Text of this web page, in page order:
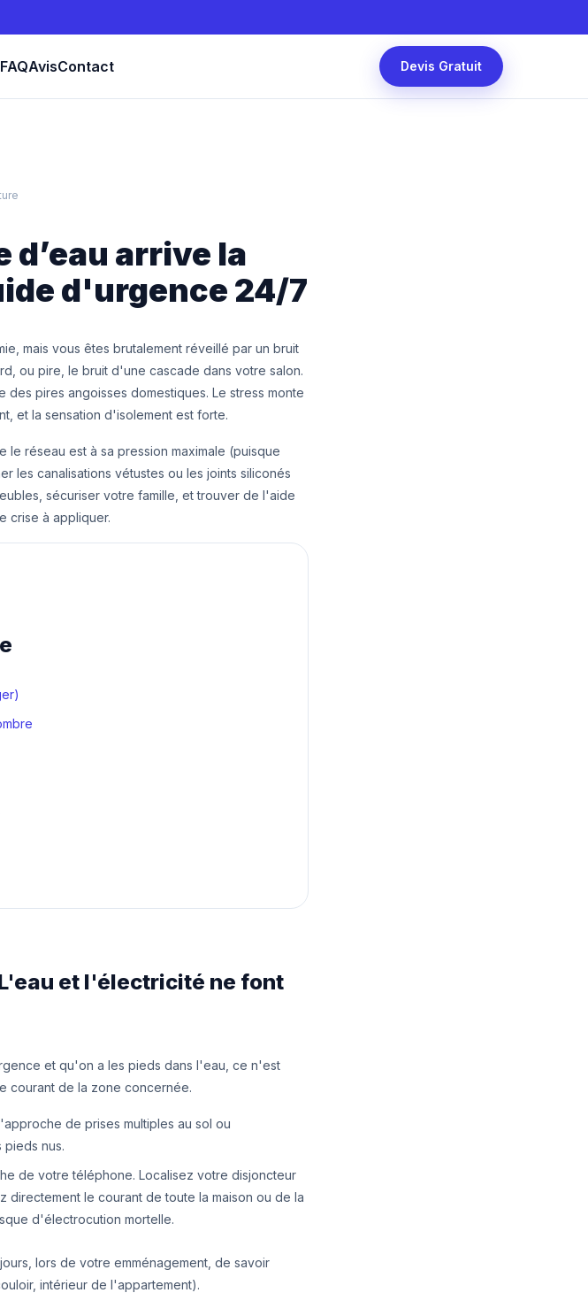
FAQAvisContact Devis Gratuit
d’eau arrive la
d'urgence 24/7
mais vous êtes brutalement réveillé par un bruit
ou pire, le bruit d'une cascade dans votre salon.
pires angoisses domestiques. Le stress monte
et la sensation d'isolement est forte.
réseau est à sa pression maximale (puisque
les canalisations vétustes ou les joints siliconés
sécuriser votre famille, et trouver de l'aide
crise à appliquer.
et l'électricité ne font
et qu'on a les pieds dans l'eau, ce n'est
courant de la zone concernée.
de prises multiples au sol ou
nus.
de votre téléphone. Localisez votre disjoncteur
le courant de toute la maison ou de la
d'électrocution mortelle.
lors de votre emménagement, de savoir
intérieur de l'appartement).